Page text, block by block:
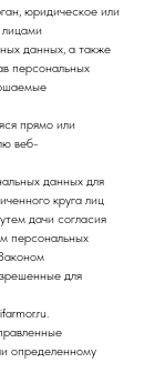
юридическое или
лицами
данных, а также
персональных
прямо или
веб-
данных для
круга лиц
дачи согласия
персональных
для
определенному